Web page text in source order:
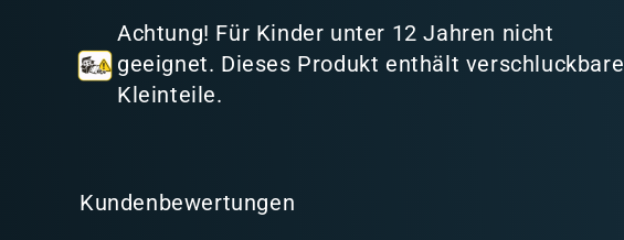
Achtung! Für Kinder unter 12 Jahren nicht
geeignet. Dieses Produkt enthält verschluckbare
Kleinteile.
Kundenbewertungen